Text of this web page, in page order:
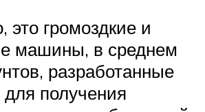
это громоздкие и
машины, в среднем
разработанные
получения